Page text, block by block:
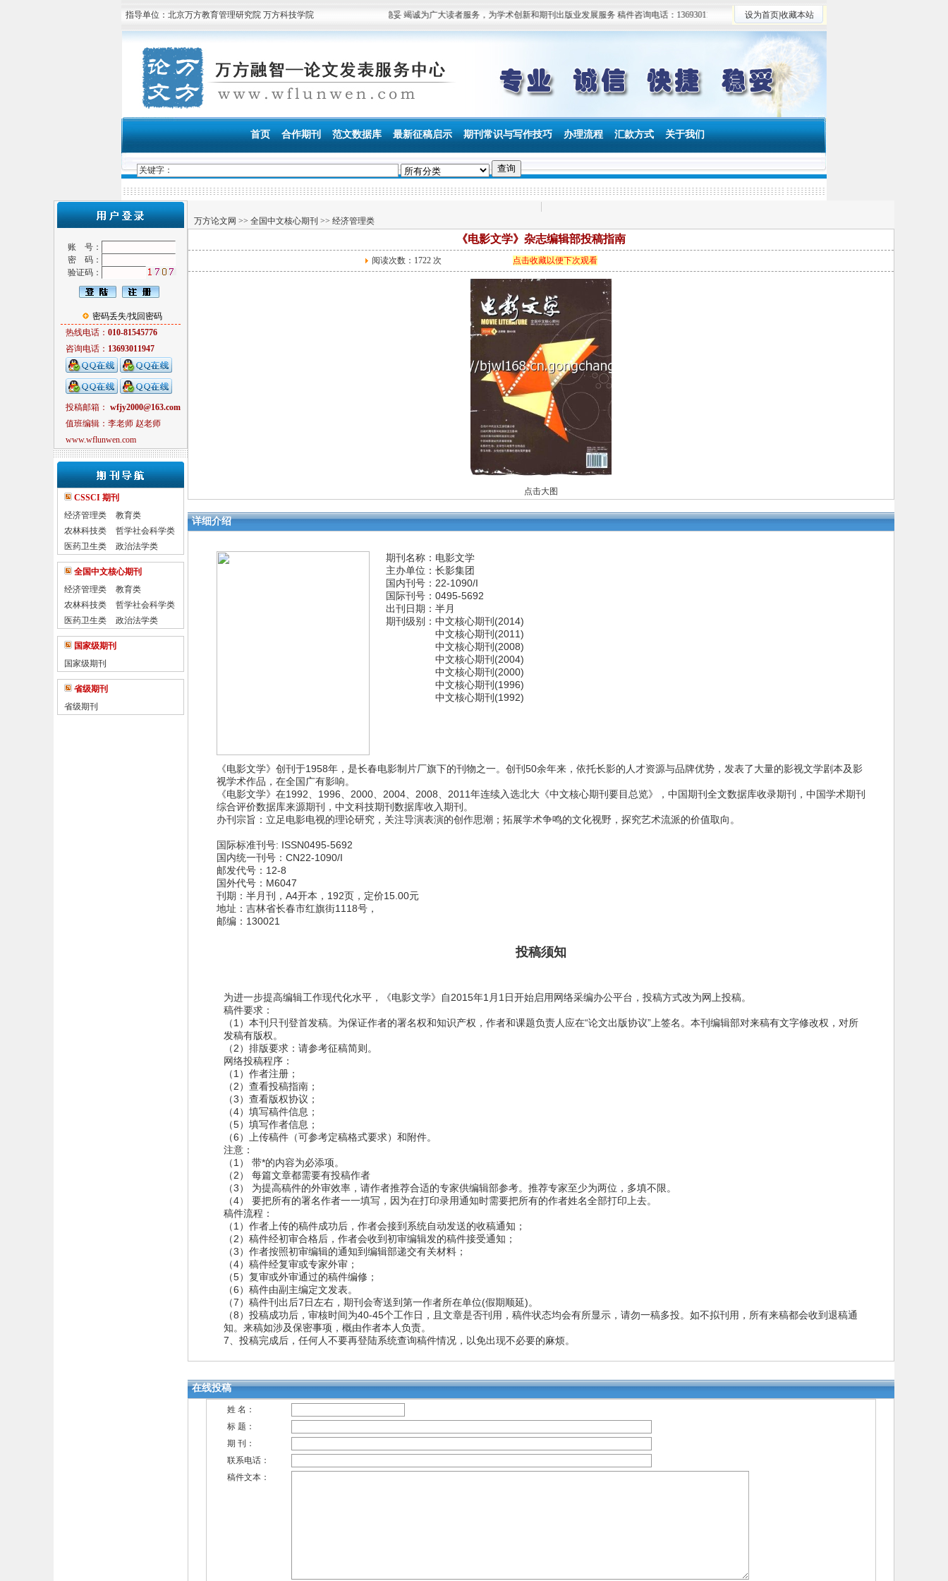
指导单位：北京万方教育管理研究院 万方科技学院
万方融智—论文发表服务中心 专业 诚信 快捷 稳妥 竭诚为广大读者服务，为学术创新和期刊出版业发展服务 稿件咨询电话：13693011947 设为首页收藏本站
首页 合作期刊 范文数据库 最新征稿启示 期刊常识与写作技巧 办理流程 汇款方式 关于我们
账 号：
密 码：
验证码：
密码丢失/找回密码
热线电话： 010-81545776
咨询电话： 13693011947
投稿邮箱： wfjy2000@163.com
值班编辑：李老师 赵老师
www.wflunwen.com
CSSCI 期刊
经济管理类
教育类
农林科技类
哲学社会科学类
医药卫生类
政治法学类
全国中文核心期刊
经济管理类
教育类
农林科技类
哲学社会科学类
医药卫生类
政治法学类
国家级期刊
国家级期刊
省级期刊
省级期刊
万方论文网 >> 全国中文核心期刊 >> 经济管理类
《电影文学》杂志编辑部投稿指南
阅读次数： 1722 次 点击收藏以便下次观看
点击大图
详细介绍
期刊名称：电影文学
主办单位：长影集团
国内刊号：22-1090/I
国际刊号：0495-5692
出刊日期：半月
期刊级别： 中文核心期刊(2014)
中文核心期刊(2011)
中文核心期刊(2008)
中文核心期刊(2004)
中文核心期刊(2000)
中文核心期刊(1996)
中文核心期刊(1992)
《电影文学》创刊于1958年，是长春电影制片厂旗下的刊物之一。创刊50余年来，依托长影的人才资源与品牌优势，发表了大量的影视文学剧本及影
视学术作品，在全国广有影响。
《电影文学》在1992、1996、2000、2004、2008、2011年连续入选北大《中文核心期刊要目总览》，中国期刊全文数据库收录期刊，中国学术期刊
综合评价数据库来源期刊，中文科技期刊数据库收入期刊。
办刊宗旨：立足电影电视的理论研究，关注导演表演的创作思潮；拓展学术争鸣的文化视野，探究艺术流派的价值取向。
国际标准刊号: ISSN0495-5692
国内统一刊号：CN22-1090/I
邮发代号：12-8
国外代号：M6047
刊期：半月刊，A4开本，192页，定价15.00元
地址：吉林省长春市红旗街1118号，
邮编：130021
投稿须知
为进一步提高编辑工作现代化水平，《电影文学》自2015年1月1日开始启用网络采编办公平台，投稿方式改为网上投稿。
稿件要求：
（1）本刊只刊登首发稿。为保证作者的署名权和知识产权，作者和课题负责人应在“论文出版协议”上签名。本刊编辑部对来稿有文字修改权，对所
发稿有版权。
（2）排版要求：请参考征稿简则。
网络投稿程序：
（1）作者注册；
（2）查看投稿指南；
（3）查看版权协议；
（4）填写稿件信息；
（5）填写作者信息；
（6）上传稿件（可参考定稿格式要求）和附件。
注意：
（1） 带*的内容为必添项。
（2） 每篇文章都需要有投稿作者
（3） 为提高稿件的外审效率，请作者推荐合适的专家供编辑部参考。推荐专家至少为两位，多填不限。
（4） 要把所有的署名作者一一填写，因为在打印录用通知时需要把所有的作者姓名全部打印上去。
稿件流程：
（1）作者上传的稿件成功后，作者会接到系统自动发送的收稿通知；
（2）稿件经初审合格后，作者会收到初审编辑发的稿件接受通知；
（3）作者按照初审编辑的通知到编辑部递交有关材料；
（4）稿件经复审或专家外审；
（5）复审或外审通过的稿件编修；
（6）稿件由副主编定文发表。
（7）稿件刊出后7日左右，期刊会寄送到第一作者所在单位(假期顺延)。
（8）投稿成功后，审核时间为40-45个工作日，且文章是否刊用，稿件状态均会有所显示，请勿一稿多投。如不拟刊用，所有来稿都会收到退稿通
知。来稿如涉及保密事项，概由作者本人负责。
7、投稿完成后，任何人不要再登陆系统查询稿件情况，以免出现不必要的麻烦。
在线投稿
姓 名：
标 题：
期 刊：
联系电话：
稿件文本：